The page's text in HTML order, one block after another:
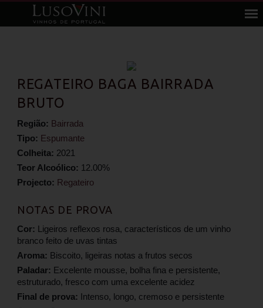
REGATEIRO BAGA BAIRRADA
BRUTO
Região: Bairrada
Tipo: Espumante
Colheita: 2021
Teor Alcoólico: 12.00%
Projecto: Regateiro
NOTAS DE PROVA
Cor: Ligeiros reflexos rosa, característicos de um vinho
branco feito de uvas tintas
Aroma: Biscoito, ligeiras notas a frutos secos
Paladar: Excelente mousse, bolha fina e persistente,
estruturado, fresco com uma excelente acidez
Final de prova: Intenso, longo, cremoso e persistente